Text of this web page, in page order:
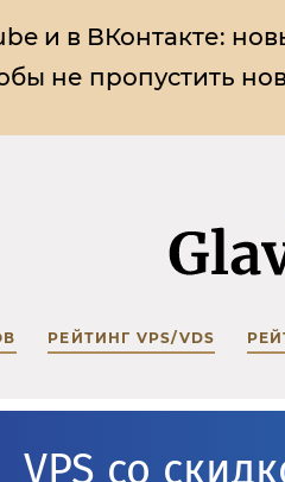
и в ВКонтакте:
не пропустить
РЕЙТИНГ VPS/VDS
VPS со